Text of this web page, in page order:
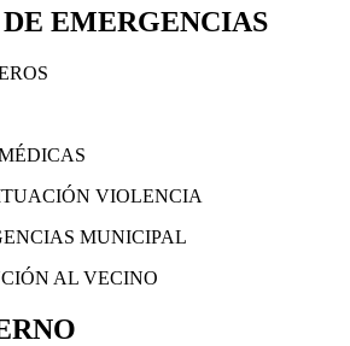
EMERGENCIAS
VIOLENCIA
MUNICIPAL
AL VECINO